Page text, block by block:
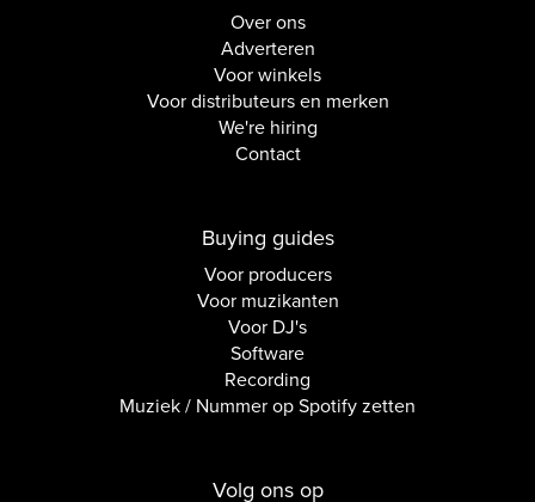
Over ons
Adverteren
Voor winkels
Voor distributeurs en merken
We're hiring
Contact
Buying guides
Voor producers
Voor muzikanten
Voor DJ's
Software
Recording
Muziek / Nummer op Spotify zetten
Volg ons op